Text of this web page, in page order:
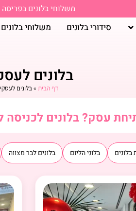
משלוחי בלונים
סידורי בלונים משלוחי בלונים
בלונים
דף הבית »בלונים
עסק? בלונים
בלונים בלוני הליום בלונים לבר מצווה